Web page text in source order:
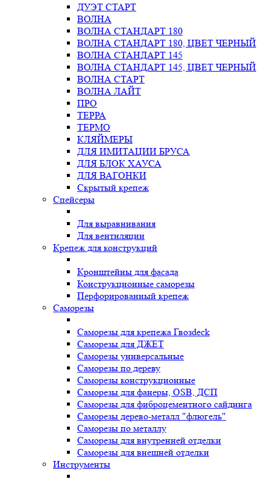
ДУЭТ СТАРТ
ВОЛНА
ВОЛНА СТАНДАРТ 180
ВОЛНА СТАНДАРТ 180, ЦВЕТ ЧЕРНЫЙ
ВОЛНА СТАНДАРТ 145
ВОЛНА СТАНДАРТ 145, ЦВЕТ ЧЕРНЫЙ
ВОЛНА СТАРТ
ВОЛНА ЛАЙТ
ПРО
ТЕРРА
ТЕРМО
КЛЯЙМЕРЫ
ДЛЯ ИМИТАЦИИ БРУСА
ДЛЯ БЛОК ХАУСА
ДЛЯ ВАГОНКИ
Скрытый крепеж
Спейсеры
Для выравнивания
Для вентиляции
Крепеж для конструкций
Кронштейны для фасада
Конструкционные саморезы
Перфорированный крепеж
Саморезы
Саморезы для крепежа Гвозdeck
Саморезы для ДЖЕТ
Саморезы универсальные
Саморезы по дереву
Саморезы конструкционные
Cаморезы для фанеры, OSB, ДСП
Саморезы для фиброцементного сайдинга
Саморезы дерево-металл "флюгель"
Саморезы по металлу
Саморезы для внутренней отделки
Саморезы для внешней отделки
Инструменты